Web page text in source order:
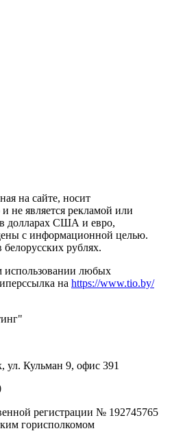
на сайте, носит
не является рекламой или
долларах США и евро,
с информационной целью.
белорусских рублях.
любых
на https://www.tio.by/
ул. Кульман 9, офис 391
регистрации № 192745765
горисполкомом